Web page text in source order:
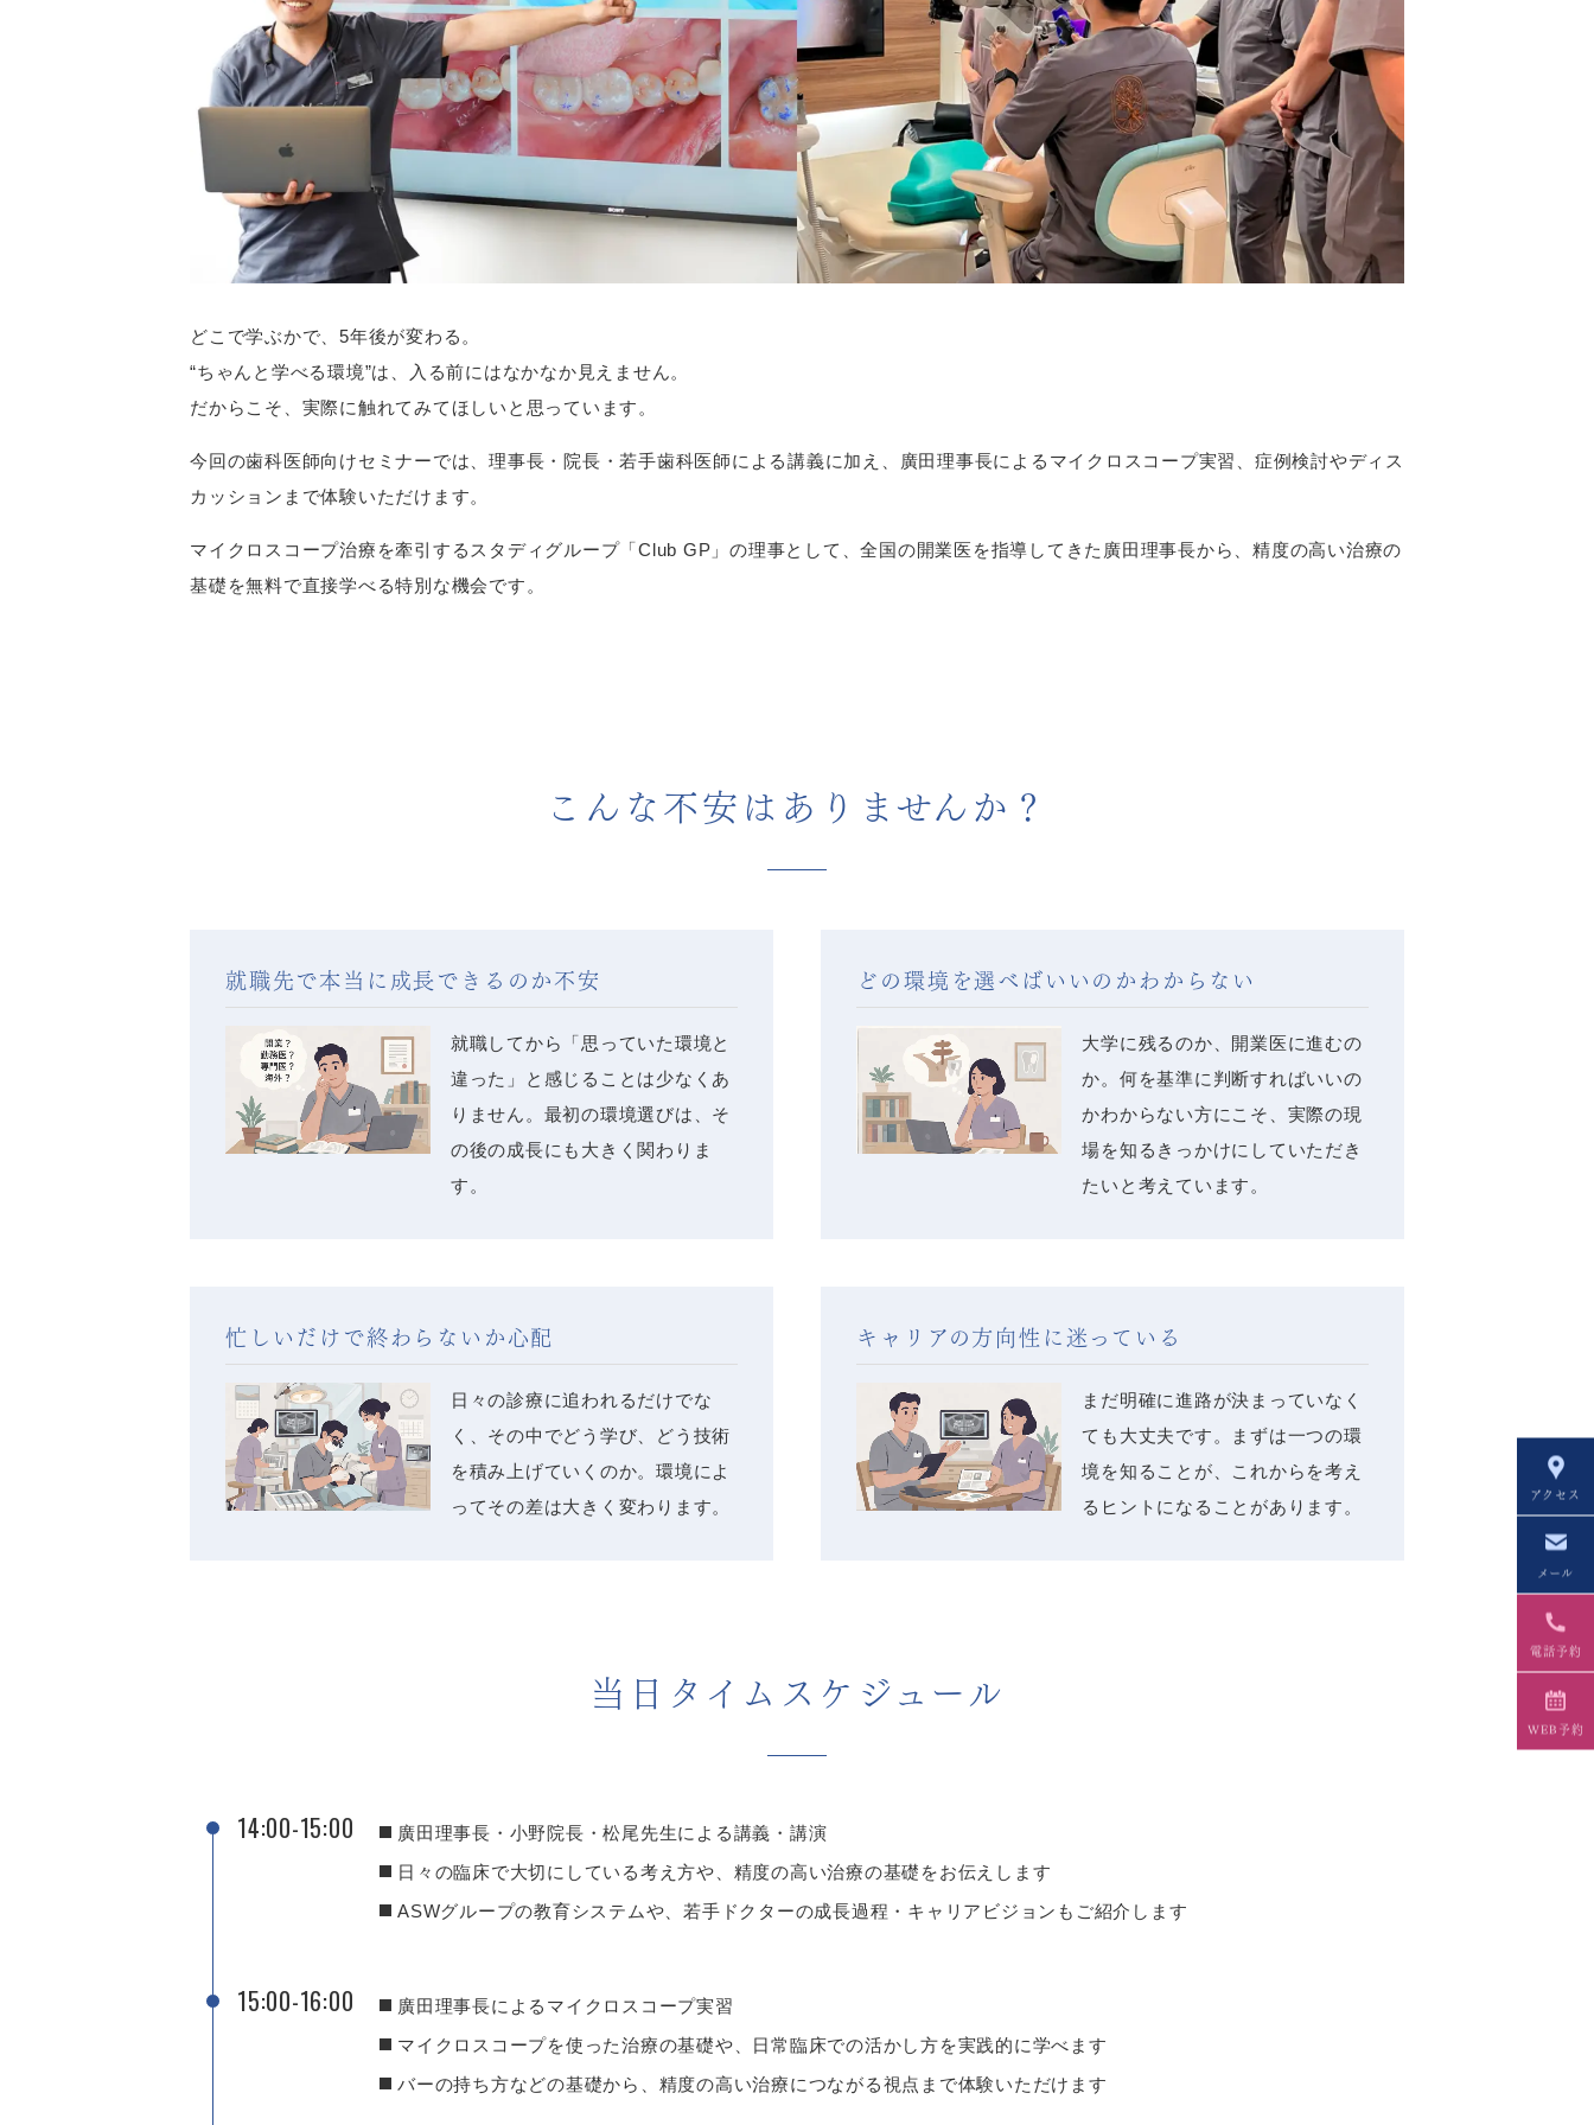
アクセス
メール
電話予約
WEB予約
どこで学ぶかで、5年後が変わる。
“ちゃんと学べる環境”は、入る前にはなかなか見えません。
だからこそ、実際に触れてみてほしいと思っています。
今回の歯科医師向けセミナーでは、理事長・院長・若手歯科医師による講義に加え、廣田理事長によるマイクロスコープ実習、症例検討やディス
カッションまで体験いただけます。
マイクロスコープ治療を牽引するスタディグループ「Club GP」の理事として、全国の開業医を指導してきた廣田理事長から、精度の高い治療の
基礎を無料で直接学べる特別な機会です。
こんな不安はありませんか？
就職先で本当に成長できるのか不安
就職してから「思っていた環境と
違った」と感じることは少なくあ
りません。最初の環境選びは、そ
の後の成長にも大きく関わりま
す。
どの環境を選べばいいのかわからない
大学に残るのか、開業医に進むの
か。何を基準に判断すればいいの
かわからない方にこそ、実際の現
場を知るきっかけにしていただき
たいと考えています。
忙しいだけで終わらないか心配
日々の診療に追われるだけでな
く、その中でどう学び、どう技術
を積み上げていくのか。環境によ
ってその差は大きく変わります。
キャリアの方向性に迷っている
まだ明確に進路が決まっていなく
ても大丈夫です。まずは一つの環
境を知ることが、これからを考え
るヒントになることがあります。
当日タイムスケジュール
14:00-15:00
廣田理事長・小野院長・松尾先生による講義・講演
日々の臨床で大切にしている考え方や、精度の高い治療の基礎をお伝えします
ASWグループの教育システムや、若手ドクターの成長過程・キャリアビジョンもご紹介します
15:00-16:00
廣田理事長によるマイクロスコープ実習
マイクロスコープを使った治療の基礎や、日常臨床での活かし方を実践的に学べます
バーの持ち方などの基礎から、精度の高い治療につながる視点まで体験いただけます